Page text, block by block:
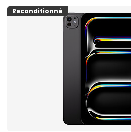
Reconditionné